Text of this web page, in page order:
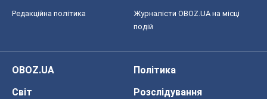
Редакційна політика
Журналісти OBOZ.UA на місці
подій
OBOZ.UA
Політика
Світ
Розслідування